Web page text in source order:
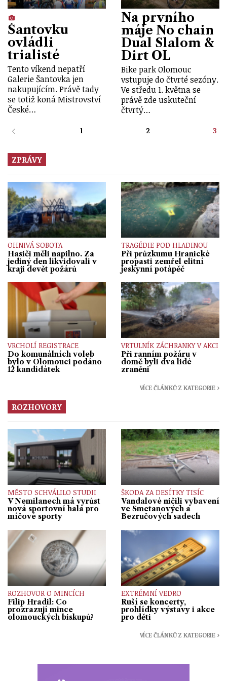
Šantovku
ovládli
trialisté
Tento víkend nepatří
Galerie Šantovka jen
nakupujícím. Právě tady
se totiž koná Mistrovství
České…
Na prvního
máje No chain
Dual Slalom &
Dirt OL
Bike park Olomouc
vstupuje do čtvrté sezóny.
Ve středu 1. května se
právě zde uskuteční
čtvrtý…
1 2 3
ZPRÁVY
OHNIVÁ SOBOTA
Hasiči měli napilno. Za
jediný den likvidovali v
kraji devět požárů
TRAGÉDIE POD HLADINOU
Při průzkumu Hranické
propasti zemřel elitní
jeskynní potápěč
VRCHOLÍ REGISTRACE
Do komunálních voleb
bylo v Olomouci podáno
12 kandidátek
VRTULNÍK ZÁCHRANKY V AKCI
Při ranním požáru v
domě byli dva lidé
zraněni
VÍCE ČLÁNKŮ Z KATEGORIE ›
ROZHOVORY
MĚSTO SCHVÁLILO STUDII
V Nemilanech má vyrůst
nová sportovní hala pro
míčové sporty
ŠKODA ZA DESÍTKY TISÍC
Vandalové ničili vybavení
ve Smetanových a
Bezručových sadech
ROZHOVOR O MINCÍCH
Filip Hradil: Co
prozrazují mince
olomouckých biskupů?
EXTRÉMNÍ VEDRO
Ruší se koncerty,
prohlídky výstavy i akce
pro děti
VÍCE ČLÁNKŮ Z KATEGORIE ›